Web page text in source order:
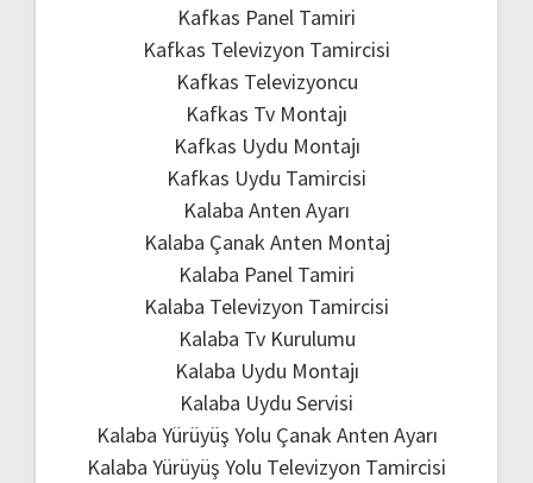
Kafkas Panel Tamiri
Kafkas Televizyon Tamircisi
Kafkas Televizyoncu
Kafkas Tv Montajı
Kafkas Uydu Montajı
Kafkas Uydu Tamircisi
Kalaba Anten Ayarı
Kalaba Çanak Anten Montaj
Kalaba Panel Tamiri
Kalaba Televizyon Tamircisi
Kalaba Tv Kurulumu
Kalaba Uydu Montajı
Kalaba Uydu Servisi
Kalaba Yürüyüş Yolu Çanak Anten Ayarı
Kalaba Yürüyüş Yolu Televizyon Tamircisi